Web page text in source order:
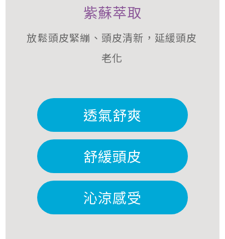
紫蘇萃取
放鬆頭皮緊繃、頭皮清新，延緩頭皮
老化
透氣舒爽
舒緩頭皮
沁涼感受